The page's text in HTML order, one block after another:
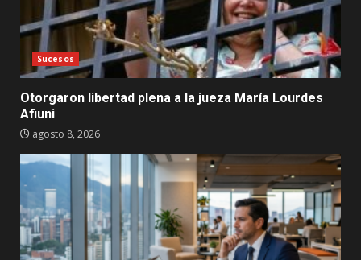
Sucesos
Otorgaron libertad plena a la jueza María Lourdes
Afiuni
agosto 8, 2026